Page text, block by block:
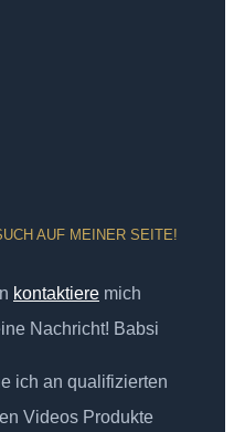
AUF MEINER SEITE!
kontaktiere mich
Nachricht! Babsi
ich an qualifizierten
Videos Produkte